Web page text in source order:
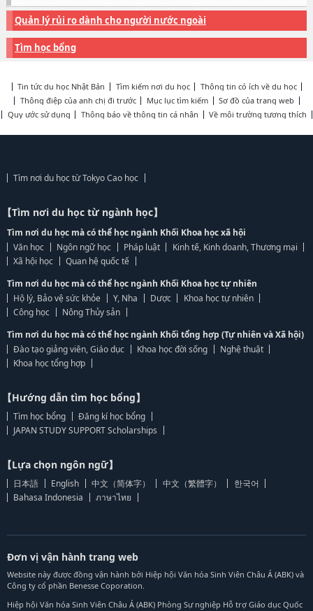
Quản lý rủi ro dành cho người nước ngoài
Tìm học bổng
Tin tức du học Nhật Bản Tìm kiếm nơi du học
Thông tin có ích về du học
Thông điệp của anh chị đi trước
Mục lục tìm kiếm
Sơ đồ của trang web
Quy ước sử dụng
Thông báo về thông tin cá nhân Về môi trường tương thích
Tìm nơi du học từ Tokyo Cao học
【Tìm nơi du học từ ngành học】
Tìm nơi du học mà có thể học ngành Khối Khoa học xã hội
Văn học
Ngôn ngữ học Pháp luật
Kinh tế, Kinh doanh, Thương mại
Xã hội học
Quan hệ quốc tế
Tìm nơi du học mà có thể học ngành Khối Khoa học tự nhiên
Hộ lý, Bảo vệ sức khỏe
Y, Nha Dược
Khoa học tự nhiên
Công học
Nông Thủy sản
Tìm nơi du học mà có thể học ngành Khối tổng hợp (Tự nhiên và Xã hội)
Đào tạo giảng viên, Giáo dục
Khoa học đời sống
Nghệ thuật
Khoa học tổng hợp
【Hướng dẫn tìm học bổng】
Tìm học bổng
Đăng kí học bổng
JAPAN STUDY SUPPORT Scholarships
【Lựa chọn ngôn ngữ】
日本語 English 中文（简体字） 中文（繁體字）
한국어
Bahasa Indonesia
ภาษาไทย
Đơn vị vận hành trang web
Website này được đồng vận hành bởi Hiệp hội Văn hóa Sinh Viên Châu Á (ABK) và
Công ty cổ phần Benesse Coporation.
Hiệp hội Văn hóa Sinh Viên Châu Á (ABK) Phòng Sự nghiệp Hỗ trợ Giáo dục Quốc